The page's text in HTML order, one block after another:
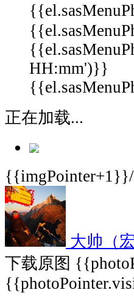
HH:mm')}}
正在加载...
大帅（
下载原图